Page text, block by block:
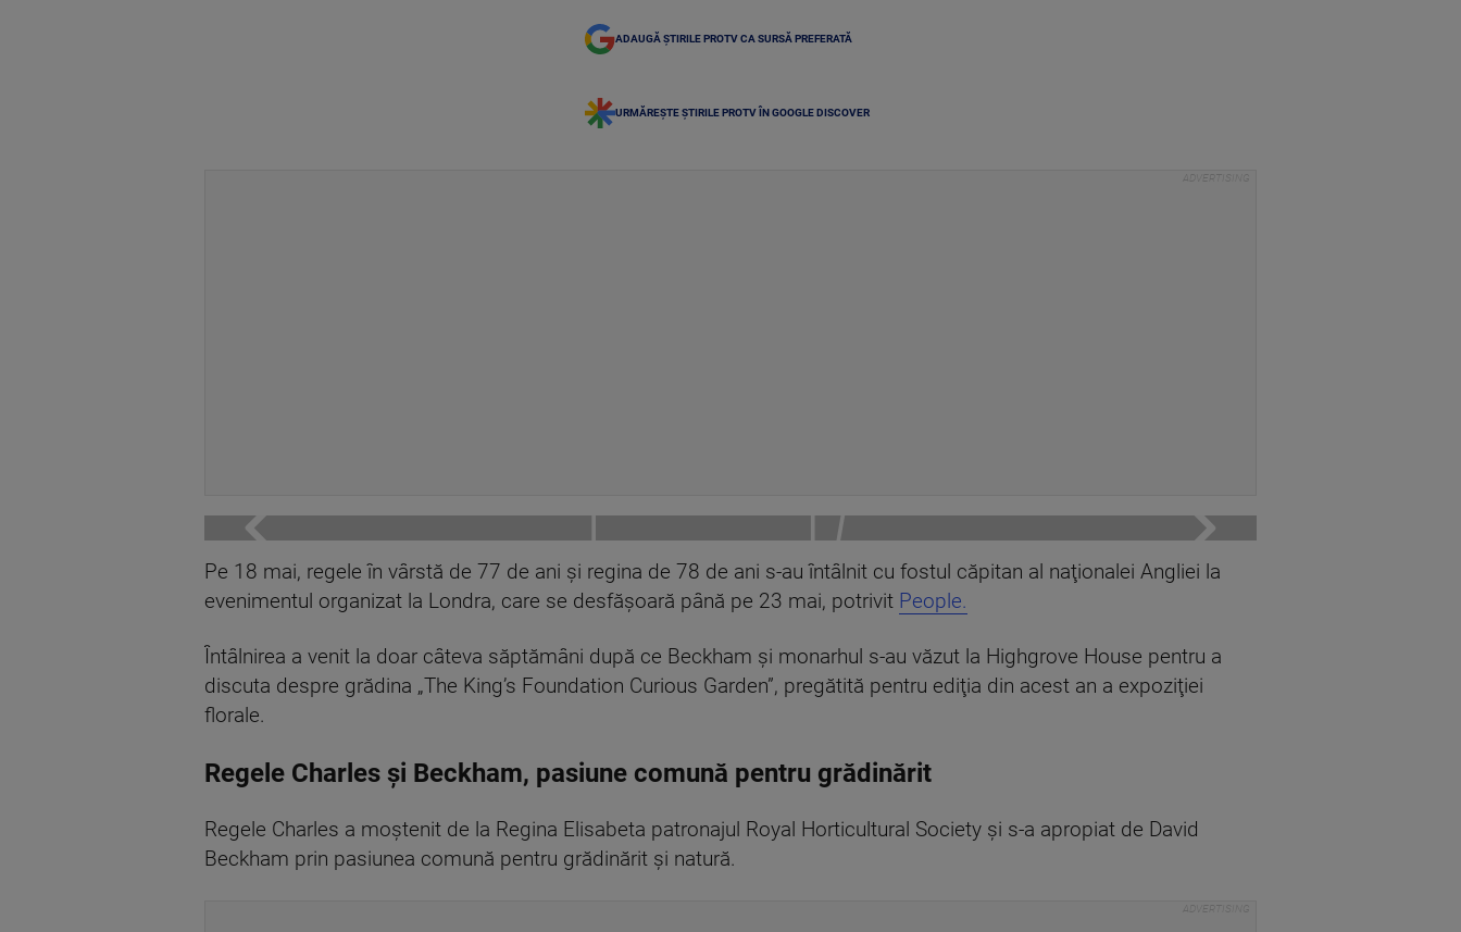
ADAUGĂ ȘTIRILE PROTV CA SURSĂ PREFERATĂ
URMĂREȘTE ȘTIRILE PROTV ÎN GOOGLE DISCOVER
Pe 18 mai, regele în vârstă de 77 de ani şi regina de 78 de ani s-au întâlnit cu fostul căpitan al naţionalei Angliei la
evenimentul organizat la Londra, care se desfăşoară până pe 23 mai, potrivit People.
Întâlnirea a venit la doar câteva săptămâni după ce Beckham şi monarhul s-au văzut la Highgrove House pentru a
discuta despre grădina „The King’s Foundation Curious Garden”, pregătită pentru ediţia din acest an a expoziţiei
florale.
Regele Charles şi Beckham, pasiune comună pentru grădinărit
Regele Charles a moştenit de la Regina Elisabeta patronajul Royal Horticultural Society şi s-a apropiat de David
Beckham prin pasiunea comună pentru grădinărit şi natură.